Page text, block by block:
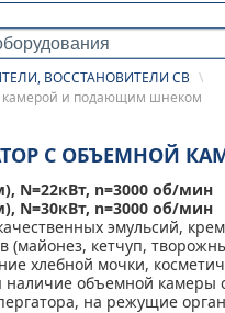
ВОССТАНОВИТЕЛИ СВ \
камерой и подающим шнеком
С
N=22кВт, n=3000 об/мин
N=30кВт, n=3000 об/мин
эмульсий,
(майонез, кетчуп,
хлебной мочки,
наличие объемной камеры
на режущие